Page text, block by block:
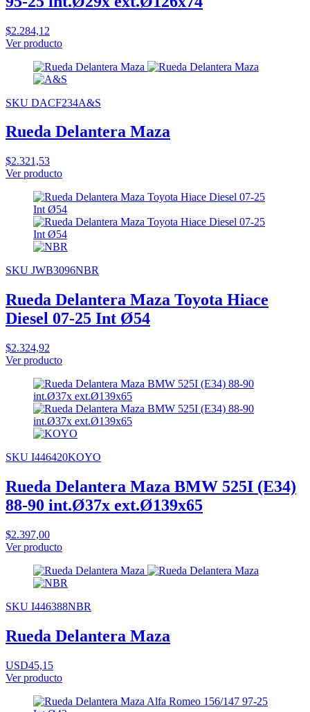
$2.284,12
Ver producto
SKU DACF234A&S
Rueda Delantera Maza
$2.321,53
Ver producto
SKU JWB3096NBR
Rueda Delantera Maza Toyota Hiace
Diesel 07-25 Int Ø54
$2.324,92
Ver producto
SKU I446420KOYO
Rueda Delantera Maza BMW 525I (E34)
88-90 int.Ø37x ext.Ø139x65
$2.397,00
Ver producto
SKU I446388NBR
Rueda Delantera Maza
USD45,15
Ver producto